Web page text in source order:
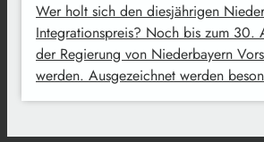
Wer holt sich den diesjährigen
Integrationspreis? Noch bis zum 30.
der Regierung von Niederbayern
werden. Ausgezeichnet werden